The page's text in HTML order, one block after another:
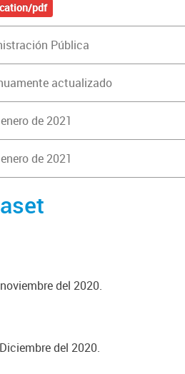
pdf
Pública
actualizado
de 2021
de 2021
del 2020.
del 2020.